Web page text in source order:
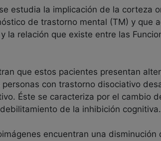
estudia la implicación de la corteza
de trastorno mental (TM) y que
la relación que existe entre las
que estos pacientes presentan
con trastorno disociativo
Éste se caracteriza por el cambio
de la inhibición cognitiva.
encuentran una